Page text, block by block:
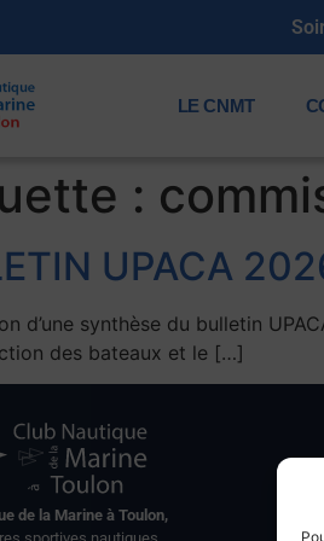
LE CNMT
:
UPACA
d’une synthèse du bulletin
des bateaux et le […]
de la Marine à Toulon,